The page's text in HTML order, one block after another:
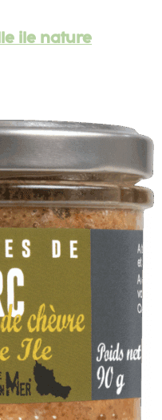
ile nature